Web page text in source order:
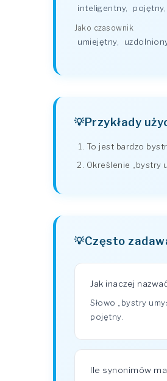
inteligentny, pojętny,
Jako czasownik
umiejętny,
Przykłady
To jest bardzo
Określenie „bystry
Często
Jak inaczej
Słowo „bystry
pojętny.
Ile synonimów